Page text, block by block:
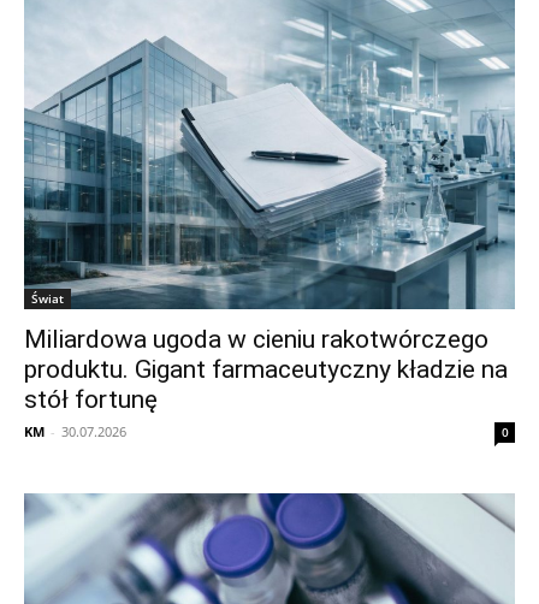
Świat
Miliardowa ugoda w cieniu rakotwórczego
produktu. Gigant farmaceutyczny kładzie na
stół fortunę
KM - 30.07.2026 0